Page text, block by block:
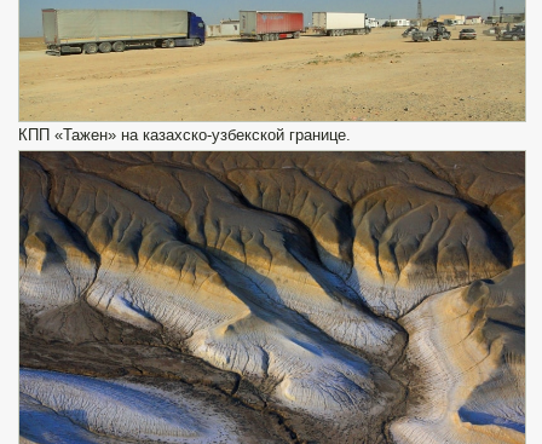
КПП «Тажен» на казахско-узбекской границе.